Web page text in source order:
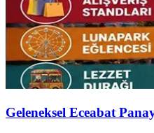
Geleneksel Eceabat